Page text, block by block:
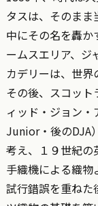
タスは、そのま
中にその名を轟か
ームスエリア、ジ
カデリーは、世界
その後、スコッ
ィッド・ジョン
Junior・後のDJA
考え、１９世紀の
手織機による織物
試行錯誤を重ねた